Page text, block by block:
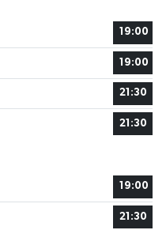
19:00
19:00
21:30
21:30
19:00
21:30